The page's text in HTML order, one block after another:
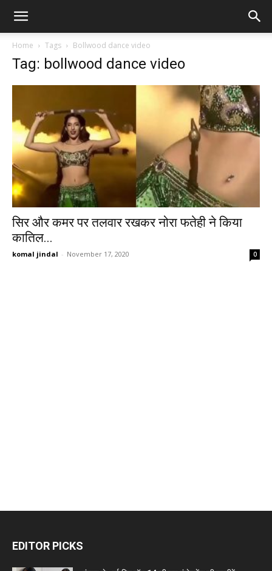
Home Tags Bollwood dance video
Tag: bollwood dance video
सिर और कमर पर तलवार रखकर नोरा फतेही ने किया
कातिल...
komal jindal - November 17, 2020 0
EDITOR PICKS